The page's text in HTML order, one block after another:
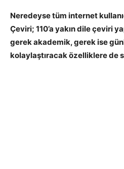
Neredeyse tüm internet
Çeviri; 110’a yakın dile çeviri
gerek akademik, gerek ise
kolaylaştıracak özelliklere de